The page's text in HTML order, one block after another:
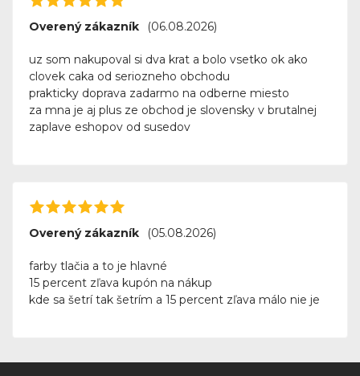
Overený zákazník (06.08.2026)
uz som nakupoval si dva krat a bolo vsetko ok ako
clovek caka od seriozneho obchodu
prakticky doprava zadarmo na odberne miesto
za mna je aj plus ze obchod je slovensky v brutalnej
zaplave eshopov od susedov
Overený zákazník (05.08.2026)
farby tlačia a to je hlavné
15 percent zľava kupón na nákup
kde sa šetrí tak šetrím a 15 percent zľava málo nie je